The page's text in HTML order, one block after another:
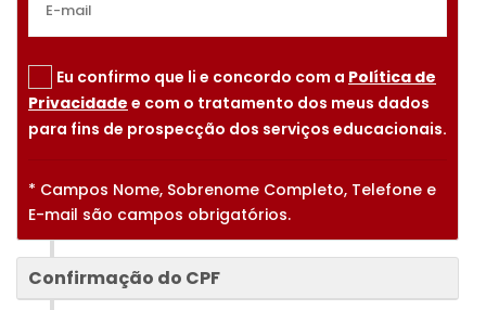
Eu confirmo que li e concordo com a Política de
Privacidade e com o tratamento dos meus dados
para fins de prospecção dos serviços educacionais.
* Campos Nome, Sobrenome Completo, Telefone e
E-mail são campos obrigatórios.
2
Confirmação do CPF